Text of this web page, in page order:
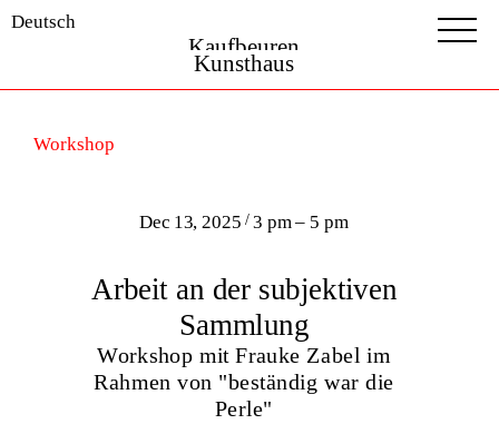
Kaufbeuren
Kunsthaus
Deutsch
Workshop
Dec 13, 2025 /3 pm – 5 pm
Arbeit an der subjektiven
Sammlung
Workshop mit Frauke Zabel im
Rahmen von "beständig war die
Perle"